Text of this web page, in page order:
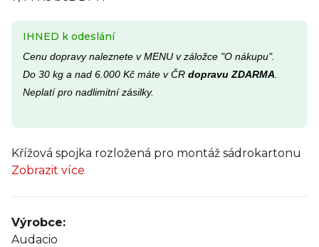
IHNED k odeslání
Cenu dopravy naleznete v MENU v záložce "O nákupu".
Do 30 kg a nad 6.000 Kč máte v ČR dopravu ZDARMA
Neplatí pro nadlimitní zásilky.
Křížová spojka rozložená pro montáž sádrokartonu
Zobrazit více
Výrobce:
Audacio